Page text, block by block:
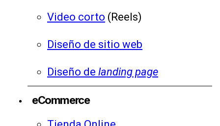
Video corto (Reels)
Diseño de sitio web
Diseño de landing page
eCommerce